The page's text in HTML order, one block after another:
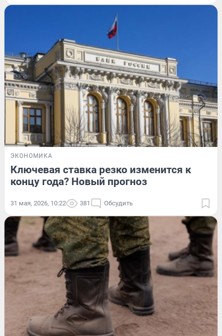
ЭКОНОМИКА
Ключевая ставка резко изменится к
концу года? Новый прогноз
31 мая, 2026, 10:22 381 Обсудить